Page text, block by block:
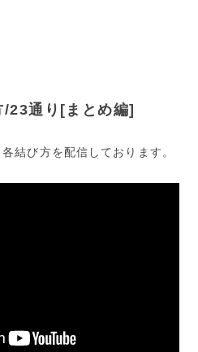
/23通り[まとめ編]
結び方を配信しております。